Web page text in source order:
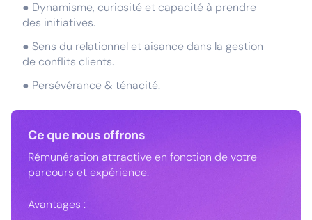
● Dynamisme, curiosité et capacité à prendre
des initiatives.
● Sens du relationnel et aisance dans la gestion
de conflits clients.
● Persévérance & ténacité.
Ce que nous offrons
Rémunération attractive en fonction de votre
parcours et expérience.
Avantages :